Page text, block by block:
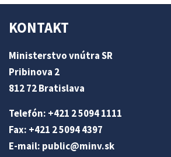
KONTAKT
Ministerstvo vnútra SR
Pribinova 2
812 72 Bratislava
Telefón: +421 2 5094 1111
Fax: +421 2 5094 4397
E-mail: public@minv.sk